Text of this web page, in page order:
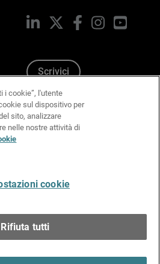
LinkedIn FacebookInstagram
Scrivici
i cookie”, l'utente
sul dispositivo per
sito, analizzare
nelle nostre attività di
cookie
Rifiuta tutti